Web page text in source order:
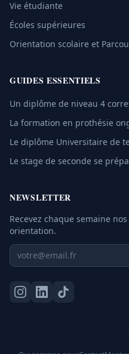
Vie étudiante
Écoles supérieures
Orientation scolaire et
GUIDES ESSENTIELS
Un diplôme de niveau 4
La formation en prothésie
Le diplôme Universitaire de
Le stage de seconde se
NEWSLETTER
Recevez chaque semaine
orientation.